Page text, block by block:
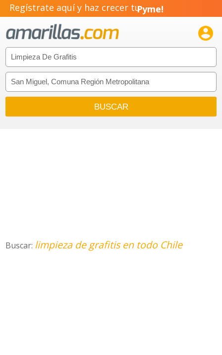
Regístrate aquí y haz crecer tuPyme!
Emprendimiento!

Buscar: limpieza de grafitis en todo Chile